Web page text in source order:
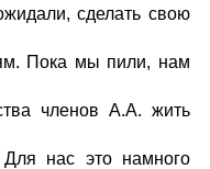
сделать свою
Пока мы пили, нам
членов А.А. жить
нас это намного